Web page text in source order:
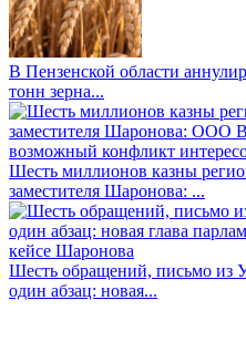
В Пензенской области
тонн зерна...
Шесть миллионов казны
заместителя Шаронова: ...
Шесть обращений, письмо из
один абзац: новая...